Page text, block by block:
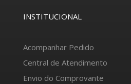
INSTITUCIONAL
Acompanhar Pedido
Central de Atendimento
Envio do Comprovante